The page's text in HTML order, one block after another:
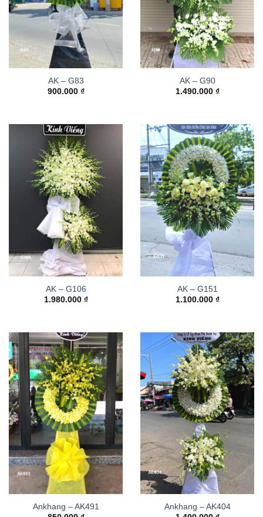
AK – G83
900.000 ₫
AK – G90
1.490.000 ₫
AK – G106
1.980.000 ₫
AK – G151
1.100.000 ₫
Ankhang – AK491
Ankhang – AK404